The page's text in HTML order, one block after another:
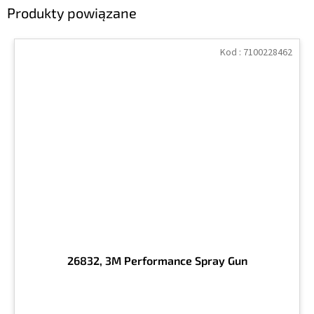
Produkty powiązane
26832, 3M Performance Spray Gun
Kod : 7100228462